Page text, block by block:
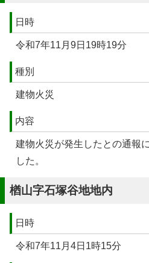
日時
令和7年11月9日19時19分
種別
建物火災
内容
建物火災が発生したとの通報
した。
楢山字石塚谷地地内
日時
令和7年11月4日1時15分